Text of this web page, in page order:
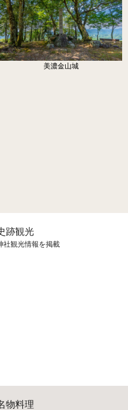
美濃金山城
跡観光
社観光情報を掲載
物料理